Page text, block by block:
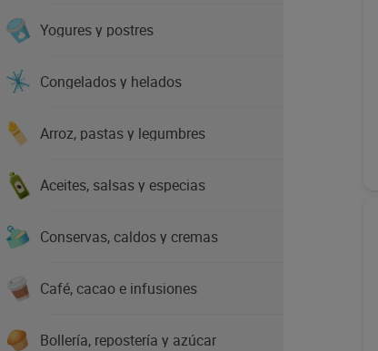
Yogures y postres
Congelados y helados
Arroz, pastas y legumbres
Aceites, salsas y especias
Conservas, caldos y cremas
Café, cacao e infusiones
Bollería, repostería y azúcar